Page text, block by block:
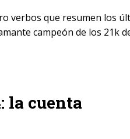
verbos que resumen los
campeón de los 21k
la cuenta